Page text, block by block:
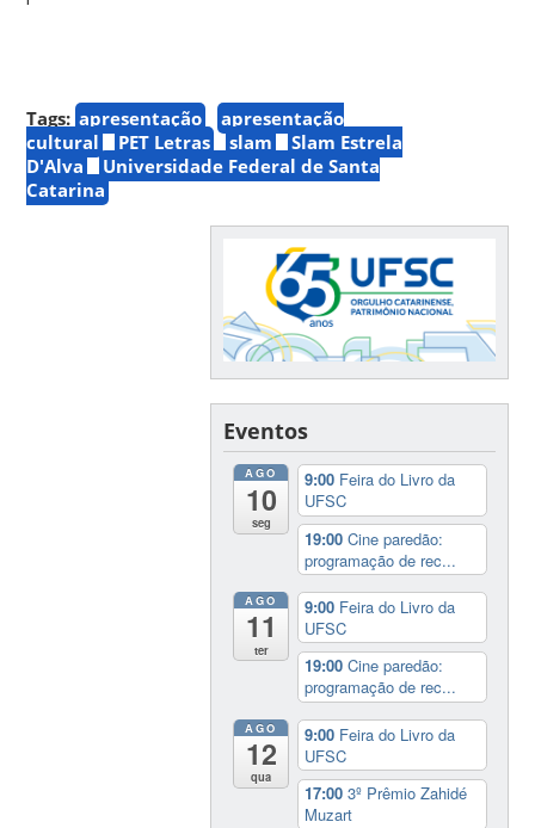
Tags: apresentação
apresentação
cultural
PET Letras slam
Slam Estrela
D'Alva
Universidade Federal de Santa
Catarina
Eventos
AGO
10
seg
9:00 Feira do Livro da
UFSC
19:00Cine paredão:
programação de rec...
AGO
11
ter
9:00 Feira do Livro da
UFSC
19:00Cine paredão:
programação de rec...
AGO
12
qua
9:00 Feira do Livro da
UFSC
17:003º Prêmio Zahidé
Muzart